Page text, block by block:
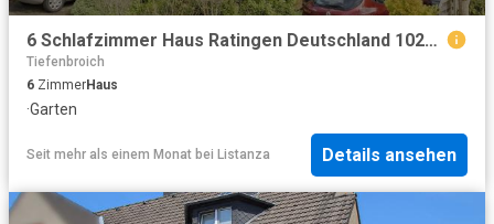
6 Schlafzimmer Haus Ratingen Deutschland 102021072
Tiefenbroich
6 ZimmerHaus
·Garten
Seit mehr als einem Monat bei Listanza Details ansehen